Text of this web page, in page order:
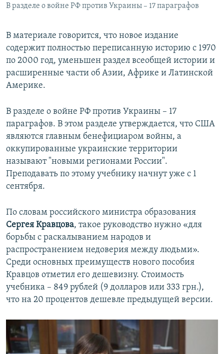
В разделе о войне РФ против Украины – 17 параграфов
В материале говорится, что новое издание
содержит полностью переписанную историю с 1970
по 2000 год, уменьшен раздел всеобщей истории и
расширенные части об Азии, Африке и Латинской
Америке.
В разделе о войне РФ против Украины – 17
параграфов. В этом разделе утверждается, что США
являются главным бенефициаром войны, а
оккупированные украинские территории
называют "новыми регионами России".
Преподавать по этому учебнику начнут уже с 1
сентября.
По словам российского министра образования
Сергея Кравцова, такое руководство нужно «для
борьбы с раскалыванием народов и
распространением недоверия между людьми».
Среди основных преимуществ нового пособия
Кравцов отметил его дешевизну. Стоимость
учебника – 849 рублей (9 долларов или 333 грн.),
что на 20 процентов дешевле предыдущей версии.